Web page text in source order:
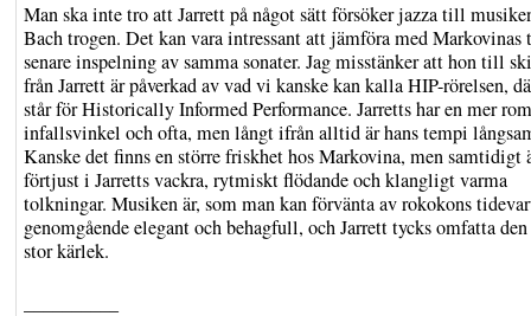
Man ska inte tro att Jarrett på något sätt försöker jazza till
Bach trogen. Det kan vara intressant att jämföra med Markovinas
senare inspelning av samma sonater. Jag misstänker att hon till
från Jarrett är påverkad av vad vi kanske kan kalla HIP-rörelsen,
står för Historically Informed Performance. Jarretts har en mer
infallsvinkel och ofta, men långt ifrån alltid är hans tempi
Kanske det finns en större friskhet hos Markovina, men samtidigt
förtjust i Jarretts vackra, rytmiskt flödande och klangligt varma
tolkningar. Musiken är, som man kan förvänta av rokokons
genomgående elegant och behagfull, och Jarrett tycks omfatta
stor kärlek.